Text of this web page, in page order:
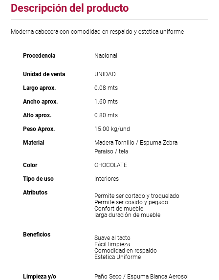
Descripción del producto
Moderna cabecera con comodidad en respaldo y estetica uniforme
Procedencia Nacional
Unidad de venta
UNIDAD
Largo aprox.
0.08 mts
Ancho aprox.
1.60 mts
Alto aprox.
0.80 mts
Peso Aprox.
15.00 kg/und
Material
Madera Tornillo / Espuma Zebra
Paraiso / tela
Color
CHOCOLATE
Tipo de uso
Interiores
Atributos
Permite ser cortado y troquelado
Permite ser cosido y pegado
Confort de mueble
larga duración de mueble
Beneficios
Suave al tacto
Fácil limpieza
Comodidad en respaldo
Estetica Uniforme
Limpieza y/o Paño Seco / Espuma Blanca Aerosol